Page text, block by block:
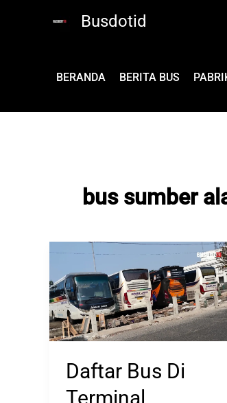
Busdotid
BERANDA BERITA BUS
bus sumber
Daftar Bus Di
Terminal